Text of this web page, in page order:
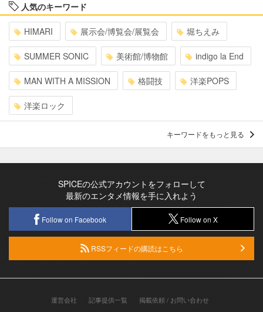
人気のキーワード
HIMARI 展示会/博覧会/展覧会 堀ちえみ
SUMMER SONIC 美術館/博物館 indigo la End
MAN WITH A MISSION 格闘技 洋楽POPS
洋楽ロック
キーワードをもっと見る
SPICEの公式アカウントをフォローして
最新のエンタメ情報を手に入れよう
Follow on Facebook Follow on X
RSSフィードの購読はこちら
運営会社 記事提供一覧 掲載依頼 / お問い合わせ